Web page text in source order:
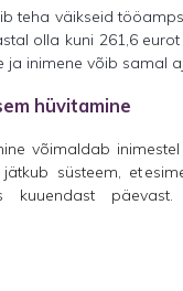
teha väikseid
olla kuni 261,6
inimene võib samal
hüvitamine
võimaldab
süsteem, et